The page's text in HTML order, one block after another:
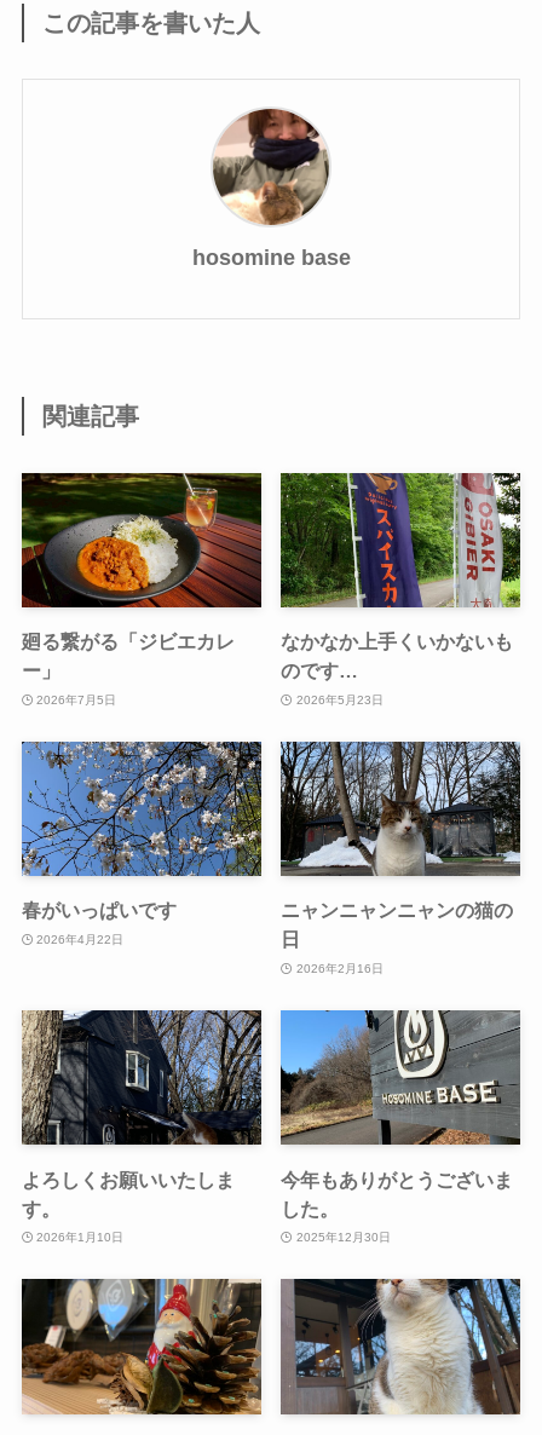
この記事を書いた人
hosomine base
関連記事
廻る繋がる「ジビエカレ
ー」
2026年7月5日
なかなか上手くいかないも
のです…
2026年5月23日
春がいっぱいです
2026年4月22日
ニャンニャンニャンの猫の
日
2026年2月16日
よろしくお願いいたしま
す。
2026年1月10日
今年もありがとうございま
した。
2025年12月30日